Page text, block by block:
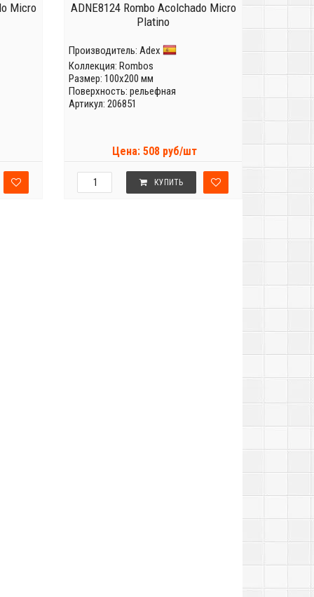
Micro
ADNE8124 Rombo Acolchado Micro
Platino
Производитель: Adex
Коллекция: Rombos
Размер: 100x200 мм
Поверхность: рельефная
Артикул: 206851
Цена: 508 руб/шт
КУПИТЬ